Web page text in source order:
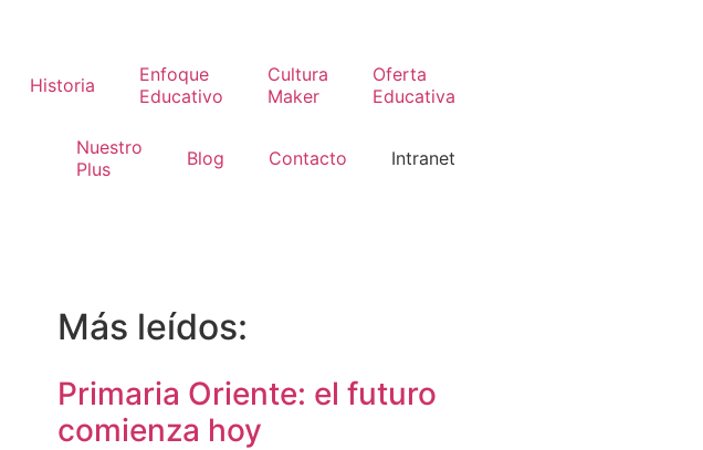
Historia
Enfoque
Educativo
Cultura
Maker
Oferta
Educativa
Nuestro
Plus
Blog Contacto Intranet
Más leídos:
Primaria Oriente: el futuro
comienza hoy